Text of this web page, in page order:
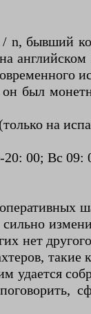
бывший
он был
на
00; Вс 09:
нет
такие
удается